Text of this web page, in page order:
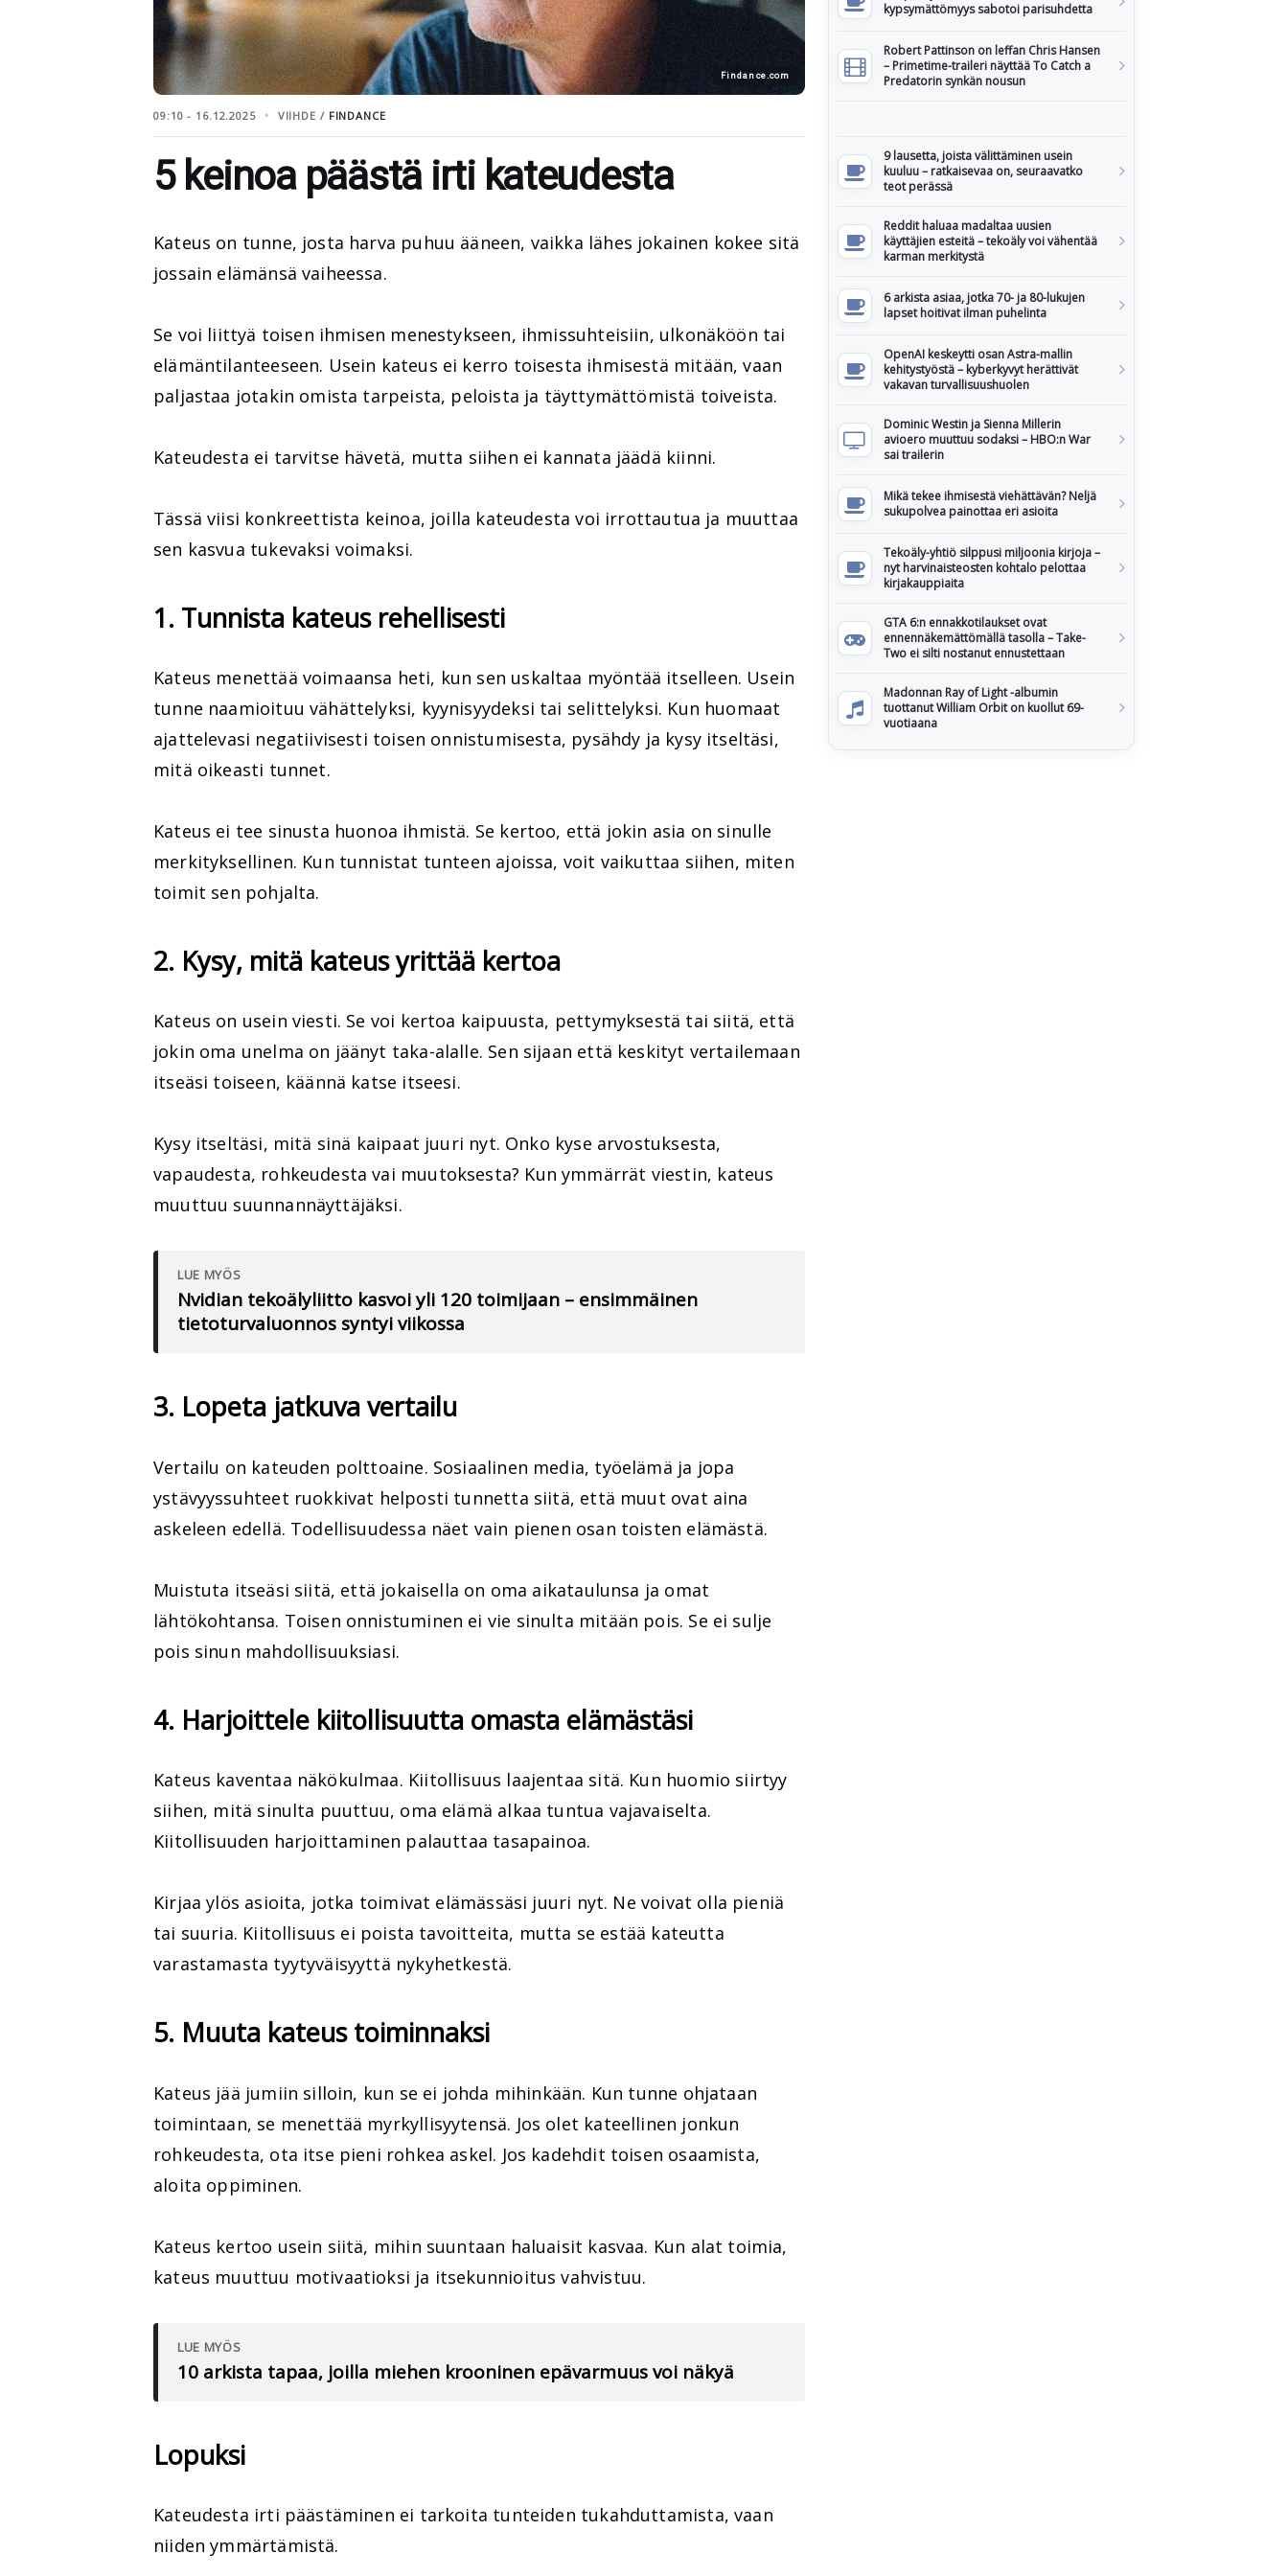
Findance.com
09:10 - 16.12.2025 VIIHDE / FINDANCE
5 keinoa päästä irti kateudesta
Kateus on tunne, josta harva puhuu ääneen, vaikka lähes jokainen kokee sitä
jossain elämänsä vaiheessa.
Se voi liittyä toisen ihmisen menestykseen, ihmissuhteisiin, ulkonäköön tai
elämäntilanteeseen. Usein kateus ei kerro toisesta ihmisestä mitään, vaan
paljastaa jotakin omista tarpeista, peloista ja täyttymättömistä toiveista.
Kateudesta ei tarvitse hävetä, mutta siihen ei kannata jäädä kiinni.
Tässä viisi konkreettista keinoa, joilla kateudesta voi irrottautua ja muuttaa
sen kasvua tukevaksi voimaksi.
1. Tunnista kateus rehellisesti
Kateus menettää voimaansa heti, kun sen uskaltaa myöntää itselleen. Usein
tunne naamioituu vähättelyksi, kyynisyydeksi tai selittelyksi. Kun huomaat
ajattelevasi negatiivisesti toisen onnistumisesta, pysähdy ja kysy itseltäsi,
mitä oikeasti tunnet.
Kateus ei tee sinusta huonoa ihmistä. Se kertoo, että jokin asia on sinulle
merkityksellinen. Kun tunnistat tunteen ajoissa, voit vaikuttaa siihen, miten
toimit sen pohjalta.
2. Kysy, mitä kateus yrittää kertoa
Kateus on usein viesti. Se voi kertoa kaipuusta, pettymyksestä tai siitä, että
jokin oma unelma on jäänyt taka-alalle. Sen sijaan että keskityt vertailemaan
itseäsi toiseen, käännä katse itseesi.
Kysy itseltäsi, mitä sinä kaipaat juuri nyt. Onko kyse arvostuksesta,
vapaudesta, rohkeudesta vai muutoksesta? Kun ymmärrät viestin, kateus
muuttuu suunnannäyttäjäksi.
LUE MYÖS
Nvidian tekoälyliitto kasvoi yli 120 toimijaan – ensimmäinen
tietoturvaluonnos syntyi viikossa
3. Lopeta jatkuva vertailu
Vertailu on kateuden polttoaine. Sosiaalinen media, työelämä ja jopa
ystävyyssuhteet ruokkivat helposti tunnetta siitä, että muut ovat aina
askeleen edellä. Todellisuudessa näet vain pienen osan toisten elämästä.
Muistuta itseäsi siitä, että jokaisella on oma aikataulunsa ja omat
lähtökohtansa. Toisen onnistuminen ei vie sinulta mitään pois. Se ei sulje
pois sinun mahdollisuuksiasi.
4. Harjoittele kiitollisuutta omasta elämästäsi
Kateus kaventaa näkökulmaa. Kiitollisuus laajentaa sitä. Kun huomio siirtyy
siihen, mitä sinulta puuttuu, oma elämä alkaa tuntua vajavaiselta.
Kiitollisuuden harjoittaminen palauttaa tasapainoa.
Kirjaa ylös asioita, jotka toimivat elämässäsi juuri nyt. Ne voivat olla pieniä
tai suuria. Kiitollisuus ei poista tavoitteita, mutta se estää kateutta
varastamasta tyytyväisyyttä nykyhetkestä.
5. Muuta kateus toiminnaksi
Kateus jää jumiin silloin, kun se ei johda mihinkään. Kun tunne ohjataan
toimintaan, se menettää myrkyllisyytensä. Jos olet kateellinen jonkun
rohkeudesta, ota itse pieni rohkea askel. Jos kadehdit toisen osaamista,
aloita oppiminen.
Kateus kertoo usein siitä, mihin suuntaan haluaisit kasvaa. Kun alat toimia,
kateus muuttuu motivaatioksi ja itsekunnioitus vahvistuu.
LUE MYÖS
10 arkista tapaa, joilla miehen krooninen epävarmuus voi näkyä
Lopuksi
Kateudesta irti päästäminen ei tarkoita tunteiden tukahduttamista, vaan
niiden ymmärtämistä.
kypsymättömyys sabotoi parisuhdetta
Robert Pattinson on leffan Chris Hansen
– Primetime-traileri näyttää To Catch a
Predatorin synkän nousun
9 lausetta, joista välittäminen usein
kuuluu – ratkaisevaa on, seuraavatko
teot perässä
Reddit haluaa madaltaa uusien
käyttäjien esteitä – tekoäly voi vähentää
karman merkitystä
6 arkista asiaa, jotka 70- ja 80-lukujen
lapset hoitivat ilman puhelinta
OpenAI keskeytti osan Astra-mallin
kehitystyöstä – kyberkyvyt herättivät
vakavan turvallisuushuolen
Dominic Westin ja Sienna Millerin
avioero muuttuu sodaksi – HBO:n War
sai trailerin
Mikä tekee ihmisestä viehättävän? Neljä
sukupolvea painottaa eri asioita
Tekoäly-yhtiö silppusi miljoonia kirjoja –
nyt harvinaisteosten kohtalo pelottaa
kirjakauppiaita
GTA 6:n ennakkotilaukset ovat
ennennäkemättömällä tasolla – Take-
Two ei silti nostanut ennustettaan
Madonnan Ray of Light -albumin
tuottanut William Orbit on kuollut 69-
vuotiaana